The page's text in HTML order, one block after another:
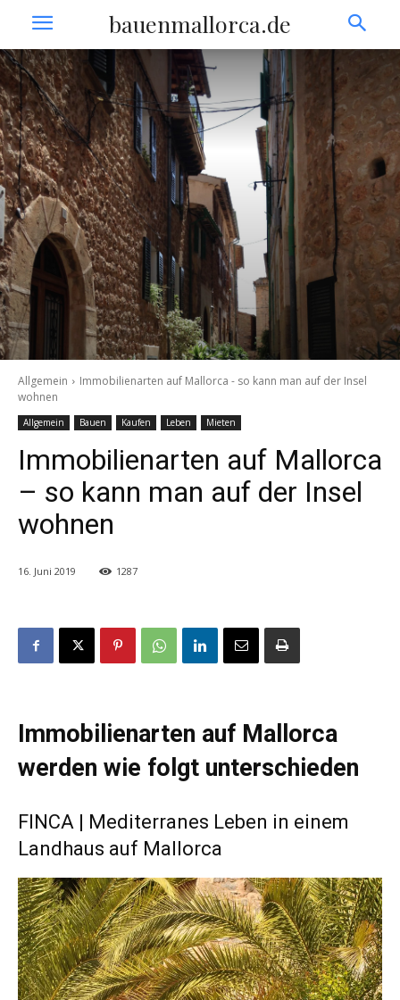
bauenmallorca.de
Allgemein
Immobilienarten auf Mallorca - so kann man auf der Insel
wohnen
Allgemein Bauen Kaufen Leben Mieten
Immobilienarten auf Mallorca
– so kann man auf der Insel
wohnen
16. Juni 2019 1287
Immobilienarten auf Mallorca
werden wie folgt unterschieden
FINCA | Mediterranes Leben in einem
Landhaus auf Mallorca